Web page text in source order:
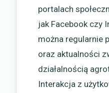
portalach
jak Facebook czy
można regularnie
oraz aktualności
działalnością
Interakcja z